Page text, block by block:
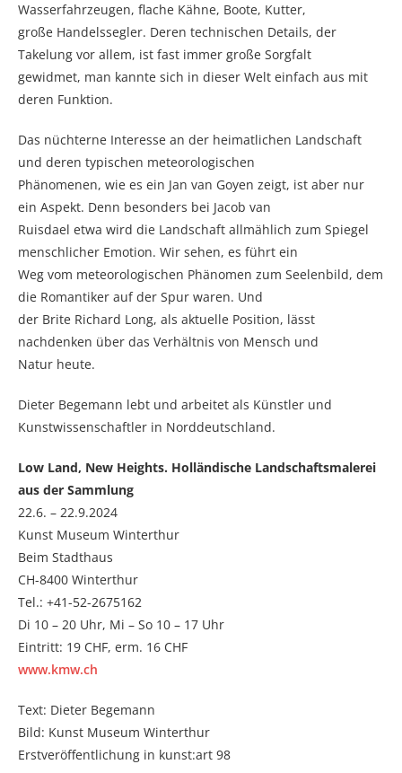
Wasserfahrzeugen, flache Kähne, Boote, Kutter,
große Handelssegler. Deren technischen Details, der
Takelung vor allem, ist fast immer große Sorgfalt
gewidmet, man kannte sich in dieser Welt einfach aus mit
deren Funktion.
Das nüchterne Interesse an der heimatlichen Landschaft
und deren typischen meteorologischen
Phänomenen, wie es ein Jan van Goyen zeigt, ist aber nur
ein Aspekt. Denn besonders bei Jacob van
Ruisdael etwa wird die Landschaft allmählich zum Spiegel
menschlicher Emotion. Wir sehen, es führt ein
Weg vom meteorologischen Phänomen zum Seelenbild, dem
die Romantiker auf der Spur waren. Und
der Brite Richard Long, als aktuelle Position, lässt
nachdenken über das Verhältnis von Mensch und
Natur heute.
Dieter Begemann lebt und arbeitet als Künstler und
Kunstwissenschaftler in Norddeutschland.
Low Land, New Heights. Holländische Landschaftsmalerei
aus der Sammlung
22.6. – 22.9.2024
Kunst Museum Winterthur
Beim Stadthaus
CH-8400 Winterthur
Tel.: +41-52-2675162
Di 10 – 20 Uhr, Mi – So 10 – 17 Uhr
Eintritt: 19 CHF, erm. 16 CHF
www.kmw.ch
Text: Dieter Begemann
Bild: Kunst Museum Winterthur
Erstveröffentlichung in kunst:art 98